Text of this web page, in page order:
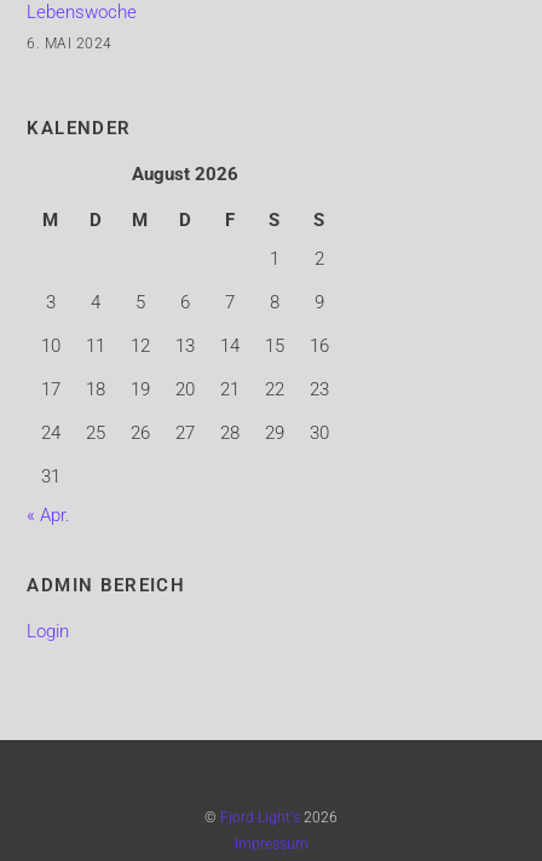
Lebenswoche
6. MAI 2024
KALENDER
August 2026
M D M D F S
S
1
2
3
4 5 6 7 8
9
10
11 12 13 14 15
16
17
18 19 20 21 22
23
24
25 26 27 28 29
30
31
« Apr.
ADMIN BEREICH
Login
© Fjord Light's 2026
Impressum